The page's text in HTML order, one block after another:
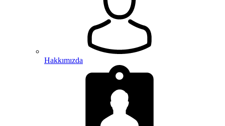
Hakkımızda